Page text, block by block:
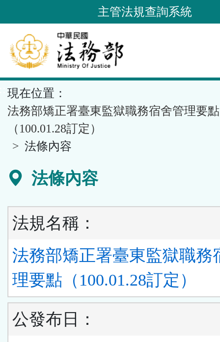
到
要
內
容
區
塊
主管法規查詢系統
現在位置：
法務部矯正署臺東監獄職務宿舍管理要點
（100.01.28訂定）
法條內容
法條內容
法規名稱：
法務部矯正署臺東監獄職務
理要點（100.01.28訂定）
公發布日：